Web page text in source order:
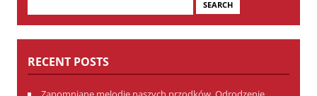
for:
RECENT POSTS